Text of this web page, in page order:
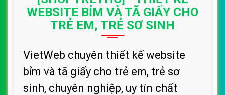
WEBSITE BỈM VÀ TÃ GIẤY CHO
TRẺ EM, TRẺ SƠ SINH
VietWeb chuyên thiết kế website
bỉm và tã giấy cho trẻ em, trẻ sơ
sinh, chuyên nghiệp, uy tín chất